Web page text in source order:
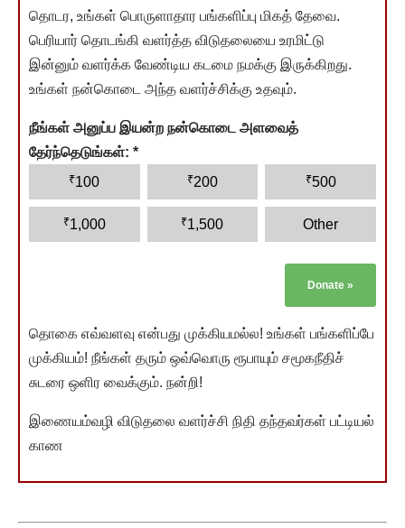
தொடர, உங்கள் பொருளாதார பங்களிப்பு மிகத் தேவை.
பெரியார் தொடங்கி வளர்த்த விடுதலையை உரமிட்டு
இன்னும் வளர்க்க வேண்டிய கடமை நமக்கு இருக்கிறது.
உங்கள் நன்கொடை அந்த வளர்ச்சிக்கு உதவும்.
நீங்கள் அனுப்ப இயன்ற நன்கொடை அளவைத்
தேர்ந்தெடுங்கள்: *
₹100 ₹200 ₹500
₹1,000 ₹1,500 Other
Donate »
தொகை எவ்வளவு என்பது முக்கியமல்ல! உங்கள் பங்களிப்பே
முக்கியம்! நீங்கள் தரும் ஒவ்வொரு ரூபாயும் சமூகநீதிச்
சுடரை ஒளிர வைக்கும். நன்றி!
இணையம்வழி விடுதலை வளர்ச்சி நிதி தந்தவர்கள் பட்டியல்
காண